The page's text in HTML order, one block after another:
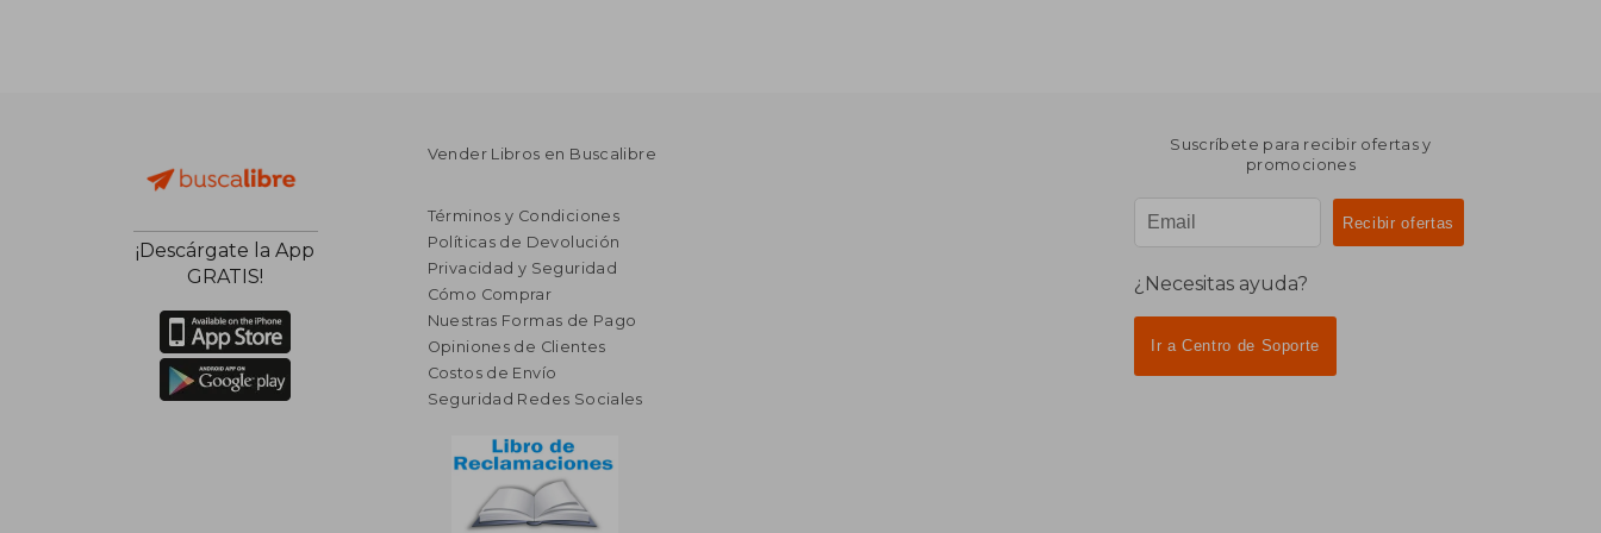
¡Descárgate la App
GRATIS!
Vender Libros en Buscalibre
Términos y Condiciones
Políticas de Devolución
Privacidad y Seguridad
Cómo Comprar
Nuestras Formas de Pago
Opiniones de Clientes
Costos de Envío
Seguridad Redes Sociales
Suscríbete para recibir ofertas y
promociones
¿Necesitas ayuda?
Ir a Centro de Soporte